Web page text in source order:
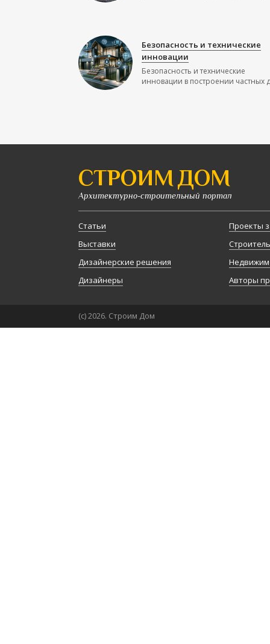
Безопасность и технические
инновации
Безопасность и технические
инновации в построении частных
СТРОИМ ДОМ
Архитектурно-строительный портал
Статьи
Выставки
Дизайнерские решения
Дизайнеры
Проекты
Авторы
(с) 2026. Строим Дом